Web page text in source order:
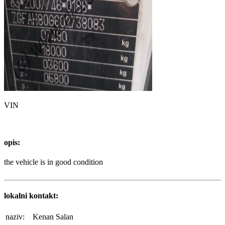
VIN
opis:
the vehicle is in good condition
lokalni kontakt:
naziv:
Kenan Salan